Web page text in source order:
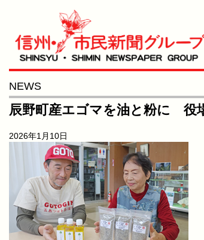
NEWS
辰野町産エゴマを油と粉に 役
2026年1月10日